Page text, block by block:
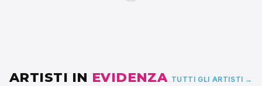
ARTISTI IN EVIDENZA TUTTI GLI ARTISTI →